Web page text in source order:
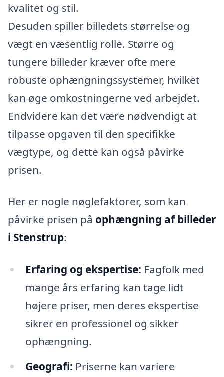
kvalitet og stil.
Desuden spiller billedets størrelse og
vægt en væsentlig rolle. Større og
tungere billeder kræver ofte mere
robuste ophængningssystemer, hvilket
kan øge omkostningerne ved arbejdet.
Endvidere kan det være nødvendigt at
tilpasse opgaven til den specifikke
vægtype, og dette kan også påvirke
prisen.
Her er nogle nøglefaktorer, som kan
påvirke prisen på ophængning af billeder
i Stenstrup:
Erfaring og ekspertise: Fagfolk med
mange års erfaring kan tage lidt
højere priser, men deres ekspertise
sikrer en professionel og sikker
ophængning.
Geografi: Priserne kan variere